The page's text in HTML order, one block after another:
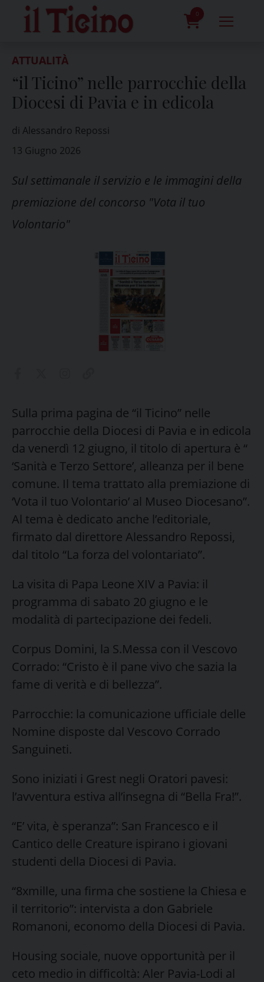
content
0
ATTUALITÀ
“il Ticino” nelle parrocchie della
Diocesi di Pavia e in edicola
di Alessandro Repossi
13 Giugno 2026
Sul settimanale il servizio e le immagini della
premiazione del concorso "Vota il tuo
Volontario"
Sulla prima pagina de “il Ticino” nelle
parrocchie della Diocesi di Pavia e in edicola
da venerdì 12 giugno, il titolo di apertura è “
‘Sanità e Terzo Settore’, alleanza per il bene
comune. Il tema trattato alla premiazione di
‘Vota il tuo Volontario’ al Museo Diocesano”.
Al tema è dedicato anche l’editoriale,
firmato dal direttore Alessandro Repossi,
dal titolo “La forza del volontariato”.
La visita di Papa Leone XIV a Pavia: il
programma di sabato 20 giugno e le
modalità di partecipazione dei fedeli.
Corpus Domini, la S.Messa con il Vescovo
Corrado: “Cristo è il pane vivo che sazia la
fame di verità e di bellezza”.
Parrocchie: la comunicazione ufficiale delle
Nomine disposte dal Vescovo Corrado
Sanguineti.
Sono iniziati i Grest negli Oratori pavesi:
l’avventura estiva all’insegna di “Bella Fra!”.
“E’ vita, è speranza”: San Francesco e il
Cantico delle Creature ispirano i giovani
studenti della Diocesi di Pavia.
“8xmille, una firma che sostiene la Chiesa e
il territorio”: intervista a don Gabriele
Romanoni, economo della Diocesi di Pavia.
Housing sociale, nuove opportunità per il
ceto medio in difficoltà: Aler Pavia-Lodi al